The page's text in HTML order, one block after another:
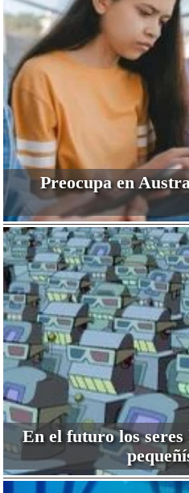
Preocupa en
En el futuro los seres